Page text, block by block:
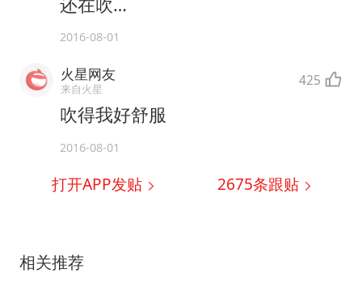
2016-08-01
火星网友
来自火星 425
吹得我好舒服
2016-08-01
打开APP发贴 2675条跟贴
相关推荐